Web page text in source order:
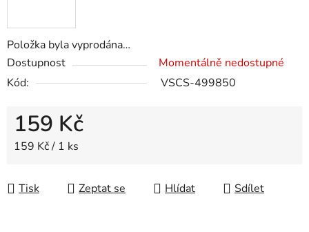
Položka byla vyprodána…
Dostupnost
Momentálně nedostupné
Kód:
VSCS-499850
159 Kč
Měrná cena:
159 Kč / 1 ks
Tisk Zeptat se Hlídat Sdílet